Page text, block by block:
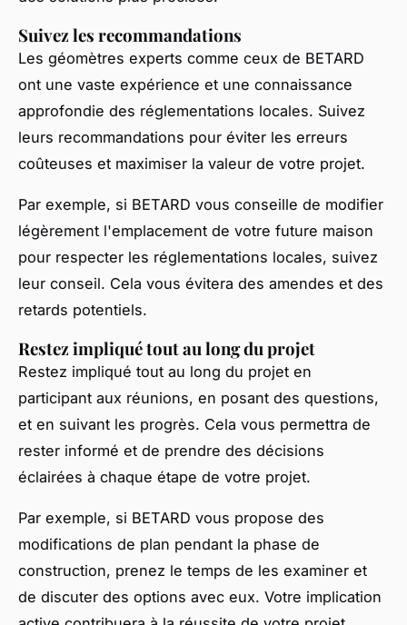
Suivez les recommandations
Les géomètres experts comme ceux de BETARD
ont une vaste expérience et une connaissance
approfondie des réglementations locales. Suivez
leurs recommandations pour éviter les erreurs
coûteuses et maximiser la valeur de votre projet.
Par exemple, si BETARD vous conseille de modifier
légèrement l'emplacement de votre future maison
pour respecter les réglementations locales, suivez
leur conseil. Cela vous évitera des amendes et des
retards potentiels.
Restez impliqué tout au long du projet
Restez impliqué tout au long du projet en
participant aux réunions, en posant des questions,
et en suivant les progrès. Cela vous permettra de
rester informé et de prendre des décisions
éclairées à chaque étape de votre projet.
Par exemple, si BETARD vous propose des
modifications de plan pendant la phase de
construction, prenez le temps de les examiner et
de discuter des options avec eux. Votre implication